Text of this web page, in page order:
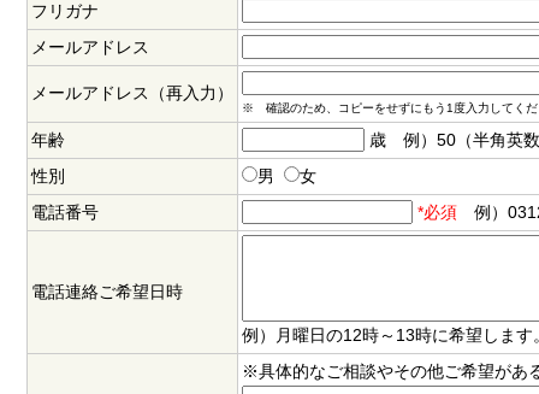
フリガナ
メールアドレス
メールアドレス（再入力）
※ 確認のため、コピーをせずにもう1度入力してくだ
年齢
歳 例）50（半角英
性別
男
女
電話番号
*必須 例）
電話連絡ご希望日時
例）月曜日の12時～13時に希望します
※具体的なご相談やその他ご希望があ